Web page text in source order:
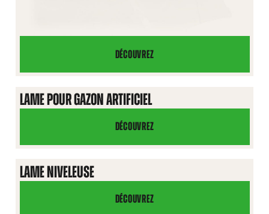
DÉCOUVREZ
FRAISE
À
NEIGE
LAME POUR GAZON ARTIFICIEL
DÉCOUVREZ
LAME
POUR
ARTIFICIEL
LAME NIVELEUSE
DÉCOUVREZ
LAME